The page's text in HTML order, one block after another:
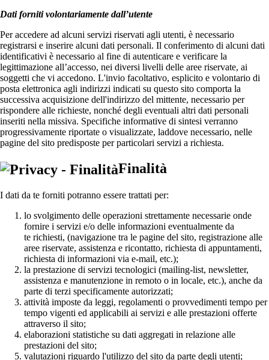
Dati forniti volontariamente dall’utente
Per accedere ad alcuni servizi riservati agli utenti, è necessario
registrarsi e inserire alcuni dati personali. Il conferimento di alcuni dati
identificativi è necessario al fine di autenticare e verificare la
legittimazione all’accesso, nei diversi livelli delle aree riservate, ai
soggetti che vi accedono. L'invio facoltativo, esplicito e volontario di
posta elettronica agli indirizzi indicati su questo sito comporta la
successiva acquisizione dell'indirizzo del mittente, necessario per
rispondere alle richieste, nonché degli eventuali altri dati personali
inseriti nella missiva. Specifiche informative di sintesi verranno
progressivamente riportate o visualizzate, laddove necessario, nelle
pagine del sito predisposte per particolari servizi a richiesta.
Finalità
I dati da te forniti potranno essere trattati per:
lo svolgimento delle operazioni strettamente necessarie onde
fornire i servizi e/o delle informazioni eventualmente da
te richiesti, (navigazione tra le pagine del sito, registrazione alle
aree riservate, assistenza e ricontatto, richiesta di appuntamenti,
richiesta di informazioni via e-mail, etc.);
la prestazione di servizi tecnologici (mailing-list, newsletter,
assistenza e manutenzione in remoto o in locale, etc.), anche da
parte di terzi specificamente autorizzati;
attività imposte da leggi, regolamenti o provvedimenti tempo per
tempo vigenti ed applicabili ai servizi e alle prestazioni offerte
attraverso il sito;
elaborazioni statistiche su dati aggregati in relazione alle
prestazioni del sito;
valutazioni riguardo l'utilizzo del sito da parte degli utenti;